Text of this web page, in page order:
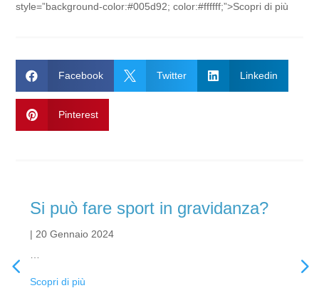
style=”background-color:#005d92; color:#ffffff;”>Scopri di più
 Facebook  Twitter  Linkedin
 Pinterest
Si può fare sport in gravidanza?
| 20 Gennaio 2024
Scopri di più